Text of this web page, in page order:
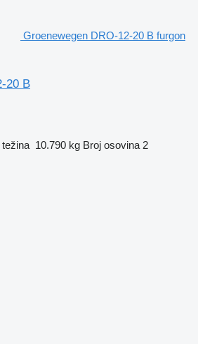
Groenewegen DRO-12-20 B furgon
20 B
težina 10.790 kg Broj osovina 2